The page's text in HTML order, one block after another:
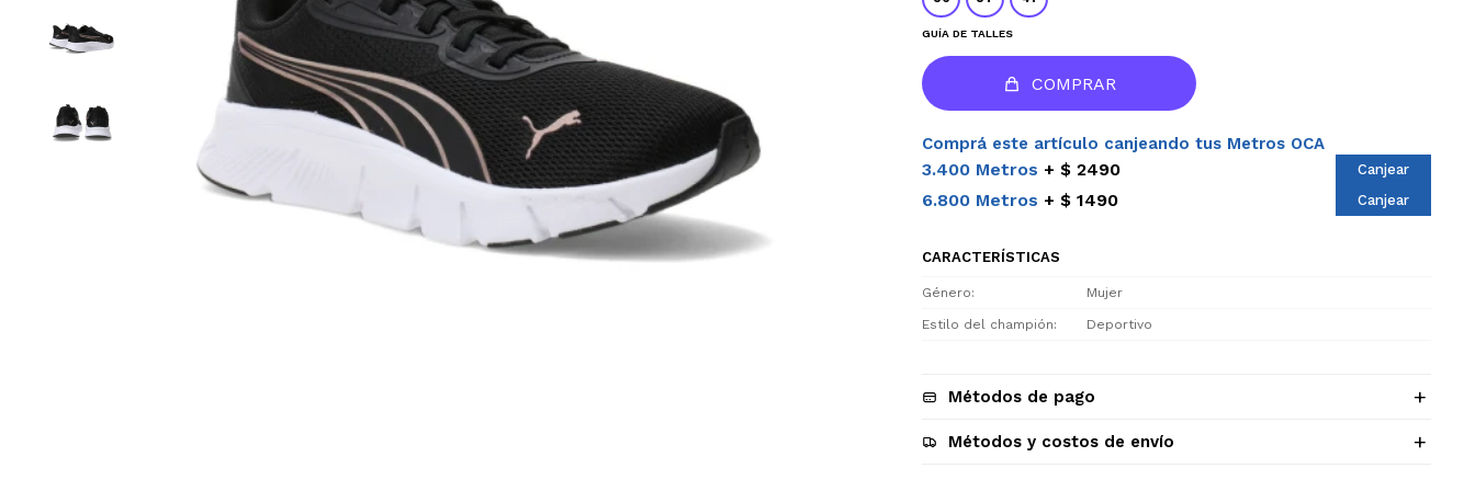
GUÍA DE TALLES
COMPRAR
Comprá este artículo canjeando tus Metros OCA
3.400 Metros $ 2490 Canjear
6.800 Metros $ 1490 Canjear
CARACTERÍSTICAS
Género Mujer
Estilo del champión Deportivo
Métodos de pago
Métodos y costos de envío